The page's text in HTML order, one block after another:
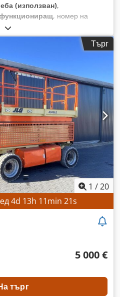
(използван),
, номер на
FN552603
на работа:1 398 h, височина на
, строителна
продажба на най-
ТЕХНИЧЕСКИ
на повдигане: 3540 мм Обща
ЗА МАШИНАТА Тип мачта:
ход Напрежение на
батерията: 930 Ah Година на
2017 Хидравлични клапани: 3-
1398 ч. ОБОРУДВАНЕ
механизъм за
включено Crsdpfxozrlvfj
Търг
1 /20
4d 13h 11min 18s
5 000 €
търг